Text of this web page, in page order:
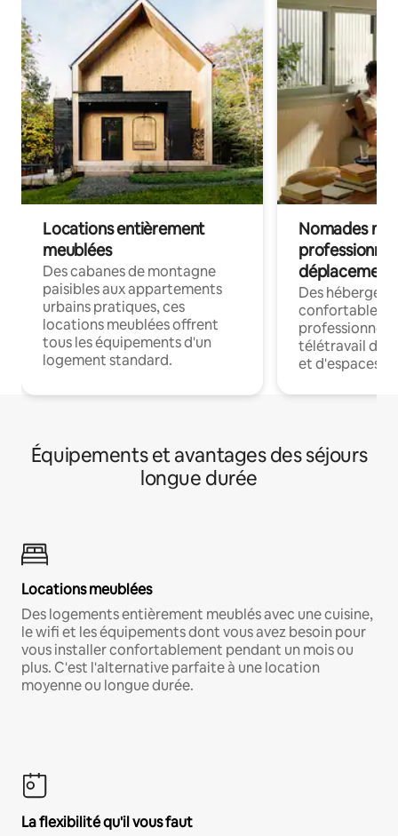
Locations entièrement
meublées
Des cabanes de montagne
paisibles aux appartements
urbains pratiques, ces
locations meublées offrent
tous les équipements d'un
logement standard.
Nomades
déplacement
Des
confortables
professionnels
télétravail
et d'espaces
Équipements et avantages des séjours
longue durée
Locations meublées
Des logements entièrement meublés avec une cuisine,
le wifi et les équipements dont vous avez besoin pour
vous installer confortablement pendant un mois ou
plus. C'est l'alternative parfaite à une location
moyenne ou longue durée.
La flexibilité qu'il vous faut